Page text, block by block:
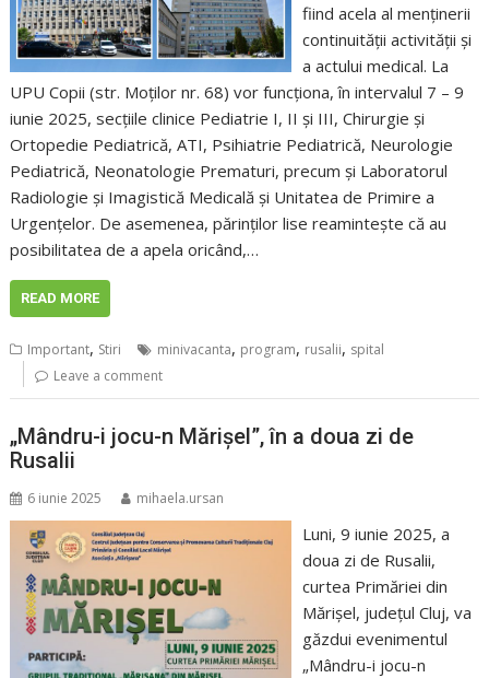
fiind acela al menținerii
continuității activității și
a actului medical. La
UPU Copii (str. Moților nr. 68) vor funcționa, în intervalul 7 – 9
iunie 2025, secțiile clinice Pediatrie I, II și III, Chirurgie și
Ortopedie Pediatrică, ATI, Psihiatrie Pediatrică, Neurologie
Pediatrică, Neonatologie Prematuri, precum și Laboratorul
Radiologie și Imagistică Medicală și Unitatea de Primire a
Urgențelor. De asemenea, părinților lise reamintește că au
posibilitatea de a apela oricând,…
READ MORE
Important, Stiri minivacanta, program, rusalii, spital
Leave a comment
„Mândru-i jocu-n Mărișel”, în a doua zi de
Rusalii
6 iunie 2025 mihaela.ursan
Luni, 9 iunie 2025, a
doua zi de Rusalii,
curtea Primăriei din
Mărișel, județul Cluj, va
găzdui evenimentul
„Mândru-i jocu-n